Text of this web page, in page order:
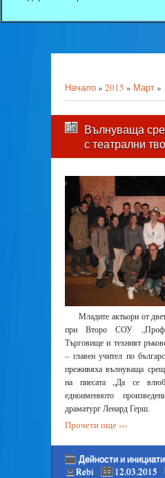
Начало» 2015 » Март»
Вълнуваща
с театрални
Младите актьори от
при Второ СОУ
Търговище и техният
– главен учител по
преживяха вълнуваща
на пиесата „Да се
едноименното
драматург Ленард Герш.
Прочети още ›››
Дейности и
Rebi
12.03.2015